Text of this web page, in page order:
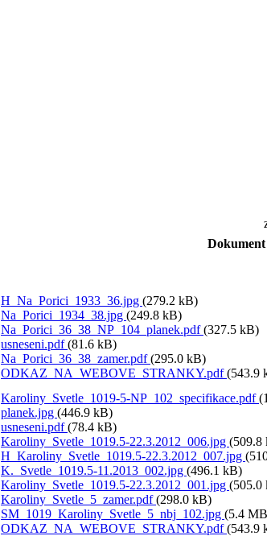
Dokument
H_Na_Porici_1933_36.jpg (279.2 kB)
Na_Porici_1934_38.jpg (249.8 kB)
Na_Porici_36_38_NP_104_planek.pdf(327.5 kB)
usneseni.pdf(81.6 kB)
Na_Porici_36_38_zamer.pdf(295.0 kB)
ODKAZ_NA_WEBOVE_STRANKY.pdf(543.9
Karoliny_Svetle_1019-5-NP_102_specifikace.pdf
planek.jpg (446.9 kB)
usneseni.pdf(78.4 kB)
Karoliny_Svetle_1019.5-22.3.2012_006.jpg (509.8
H_Karoliny_Svetle_1019.5-22.3.2012_007.jpg
K._Svetle_1019.5-11.2013_002.jpg (496.1 kB)
Karoliny_Svetle_1019.5-22.3.2012_001.jpg (505.0
Karoliny_Svetle_5_zamer.pdf(298.0 kB)
SM_1019_Karoliny_Svetle_5_nbj_102.jpg (5.4
ODKAZ_NA_WEBOVE_STRANKY.pdf(543.9